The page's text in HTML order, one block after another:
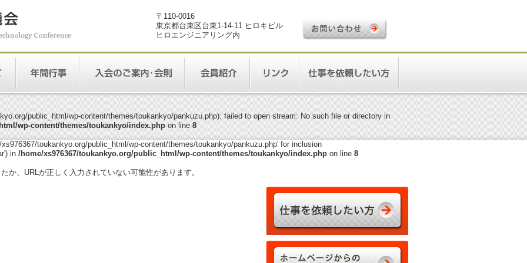
〒110-0016
東京都台東区台東1-14-11 ヒロキビル
ヒロエンジニアリング内
public_html/wp-content/themes/toukankyo/pankuzu.php): failed to open stream: No such file or directory in
wp-content/themes/toukankyo/index.phpon line8
toukankyo.org/public_html/wp-content/themes/toukankyo/pankuzu.php' for inclusion
in /home/xs976367/toukankyo.org/public_html/wp-content/themes/toukankyo/index.phpon line 8
か、URLが正しく入力されていない可能性があります。